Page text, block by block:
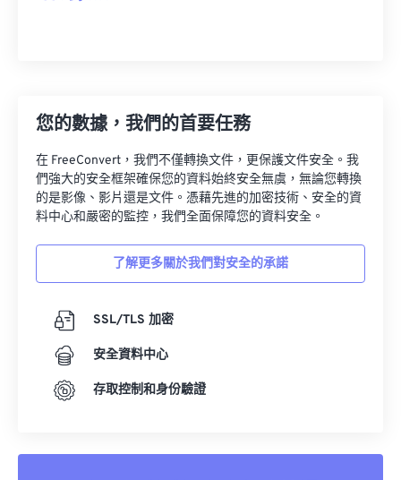
您的數據，我們的首要任務
在 FreeConvert，我們不僅轉換文件，更保護文件安全。我
們強大的安全框架確保您的資料始終安全無虞，無論您轉換
的是影像、影片還是文件。憑藉先進的加密技術、安全的資
料中心和嚴密的監控，我們全面保障您的資料安全。
了解更多關於我們對安全的承諾
SSL/TLS 加密
安全資料中心
存取控制和身份驗證